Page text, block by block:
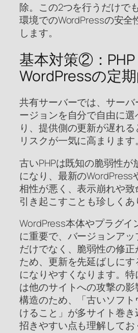
除。この2つを行うだけで
環境でのWordPressの安全
します。
基本対策②：PHP
WordPressの定
共有サーバーでは、サーバ
ージョンを自分で自由に
り、提供側の更新が遅れ
リスクが一気に高まります。
古いPHPは既知の脆弱性が
になり、最新のWordPress
相性が悪く、表示崩れや致
引き起こすことも珍しくあ
WordPress本体やプラグイ
に重要で、バージョンア
だけでなく、脆弱性の修
ため、更新を先延ばしに
になりやすくなります。
は他のサイトへの攻撃の
構造のため、「古いソフ
けること」が多サイト巻
招きやすい点も理解してお